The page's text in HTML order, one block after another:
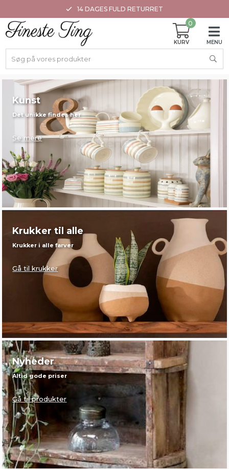
14 DAGES FULD RETURRET
0
Kunst
Det unikke findes her
Se mere
Krukker til alle
Krukker i alle farver
Gå til krukker
Nyheder
Altid gode priser
Gå til produkter